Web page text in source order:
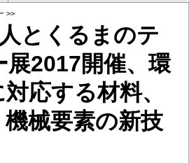
>>
とくるまのテ
展2017開催、環
応する材料、
械要素の新技